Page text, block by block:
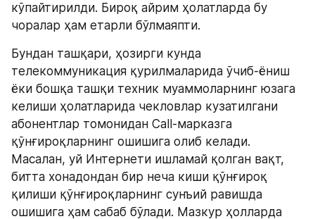
кўпайтирилди. Бироқ айрим ҳолатларда бу
чоралар ҳам етарли бўлмаяпти.
Бундан ташқари, ҳозирги кунда
телекоммуникация қурилмаларида ўчиб-ёниш
ёки бошқа ташқи техник муаммоларнинг юзага
келиши ҳолатларида чекловлар кузатилгани
абонентлар томонидан Call-марказга
қўнғироқларнинг ошишига олиб келади.
Масалан, уй Интернети ишламай қолган вақт,
битта хонадондан бир неча киши қўнғироқ
қилиши қўнғироқларнинг сунъий равишда
ошишига ҳам сабаб бўлади. Мазкур ҳолларда